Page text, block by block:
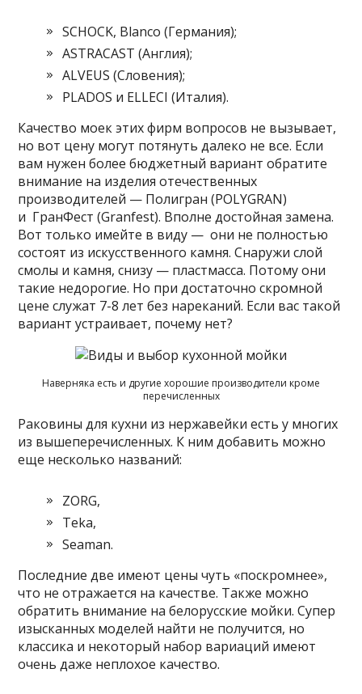
SCHOCK, Blanco (Германия);
ASTRACAST (Англия);
ALVEUS (Словения);
PLADOS и ELLECI (Италия).
Качество моек этих фирм вопросов не вызывает,
но вот цену могут потянуть далеко не все. Если
вам нужен более бюджетный вариант обратите
внимание на изделия отечественных
производителей — Полигран (POLYGRAN)
и ГранФест (Granfest). Вполне достойная замена.
Вот только имейте в виду — они не полностью
состоят из искусственного камня. Снаружи слой
смолы и камня, снизу — пластмасса. Потому они
такие недорогие. Но при достаточно скромной
цене служат 7-8 лет без нареканий. Если вас такой
вариант устраивает, почему нет?
Наверняка есть и другие хорошие производители кроме
перечисленных
Раковины для кухни из нержавейки есть у многих
из вышеперечисленных. К ним добавить можно
еще несколько названий:
ZORG,
Teka,
Seaman.
Последние две имеют цены чуть «поскромнее»,
что не отражается на качестве. Также можно
обратить внимание на белорусские мойки. Супер
изысканных моделей найти не получится, но
классика и некоторый набор вариаций имеют
очень даже неплохое качество.